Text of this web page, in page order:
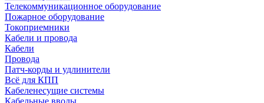
Телекоммуникационное оборудование
Пожарное оборудование
Токоприемники
Кабели и провода
Кабели
Провода
Патч-корды и удлинители
Всё для КПП
Кабеленесущие системы
Кабельные вводы